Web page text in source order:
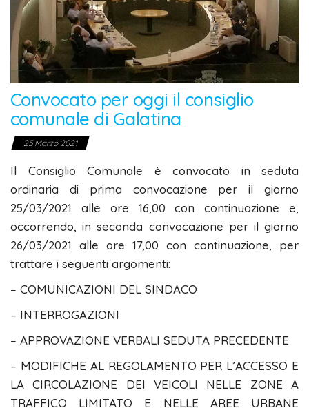
Convocato per oggi il consiglio
comunale di Galatina
25 Marzo 2021
Il Consiglio Comunale è convocato in seduta
ordinaria di prima convocazione per il giorno
25/03/2021 alle ore 16,00 con continuazione e,
occorrendo, in seconda convocazione per il giorno
26/03/2021 alle ore 17,00 con continuazione, per
trattare i seguenti argomenti:
– COMUNICAZIONI DEL SINDACO
– INTERROGAZIONI
– APPROVAZIONE VERBALI SEDUTA PRECEDENTE
– MODIFICHE AL REGOLAMENTO PER L’ACCESSO E
LA CIRCOLAZIONE DEI VEICOLI NELLE ZONE A
TRAFFICO LIMITATO E NELLE AREE URBANE